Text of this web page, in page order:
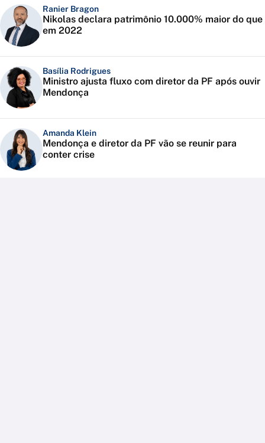
Ranier Bragon
Nikolas declara patrimônio 10.000% maior do que
em 2022
Basília Rodrigues
Ministro ajusta fluxo com diretor da PF após ouvir
Mendonça
Amanda Klein
Mendonça e diretor da PF vão se reunir para
conter crise